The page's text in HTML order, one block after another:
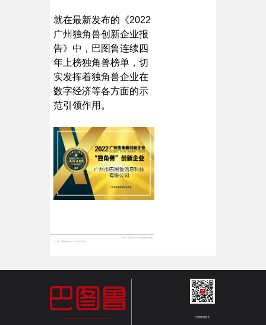
就在最新发布的《2022
广州独角兽创新企业报
告》中，巴图鲁连续四
年上榜独角兽榜单，切
实发挥着独角兽企业在
数字经济等各方面的示
范引领作用。
上一篇： 巴图鲁加入2023广东省汽车流通行业诚信联盟
下一篇： 生日快乐 | 长长长图带你看巴图鲁这十年
巴图鲁服务号